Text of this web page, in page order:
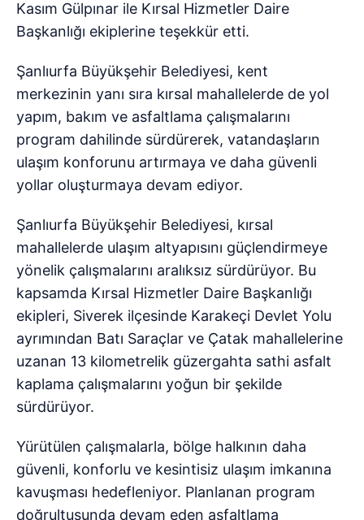
Kasım Gülpınar ile Kırsal Hizmetler Daire
Başkanlığı ekiplerine teşekkür etti.
Şanlıurfa Büyükşehir Belediyesi, kent
merkezinin yanı sıra kırsal mahallelerde de yol
yapım, bakım ve asfaltlama çalışmalarını
program dahilinde sürdürerek, vatandaşların
ulaşım konforunu artırmaya ve daha güvenli
yollar oluşturmaya devam ediyor.
Şanlıurfa Büyükşehir Belediyesi, kırsal
mahallelerde ulaşım altyapısını güçlendirmeye
yönelik çalışmalarını aralıksız sürdürüyor. Bu
kapsamda Kırsal Hizmetler Daire Başkanlığı
ekipleri, Siverek ilçesinde Karakeçi Devlet Yolu
ayrımından Batı Saraçlar ve Çatak mahallelerine
uzanan 13 kilometrelik güzergahta sathi asfalt
kaplama çalışmalarını yoğun bir şekilde
sürdürüyor.
Yürütülen çalışmalarla, bölge halkının daha
güvenli, konforlu ve kesintisiz ulaşım imkanına
kavuşması hedefleniyor. Planlanan program
doğrultusunda devam eden asfaltlama